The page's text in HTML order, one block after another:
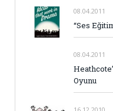
08.04.2011
“Ses
08.04.2011
Oyunu